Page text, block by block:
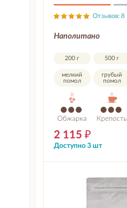
Отзывов: 8
Наполитано
200 г 500 г
мелкий
помол
грубый
помол
Обжарка Крепость
2 115 ₽
Доступно 3 шт